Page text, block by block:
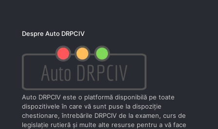
Despre Auto DRPCIV
Auto DRPCIV este o platformă disponibilă pe toate
dispozitivele în care vă sunt puse la dispoziţie
chestionare, întrebările DRPCIV de la examen, curs de
legislaţie rutieră şi multe alte resurse pentru a vă face